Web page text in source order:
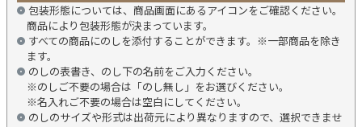
包装形態については、商品画面にあるアイコンをご確認ください。
商品により包装形態が決まっています。
すべての商品にのしを添付することができます。※一部商品を除き
ます。
のしの表書き、のし下の名前をご入力ください。
※のしご不要の場合は「のし無し」をお選びください。
※名入れご不要の場合は空白にしてください。
のしのサイズや形式は出荷元により異なりますので、選択できませ